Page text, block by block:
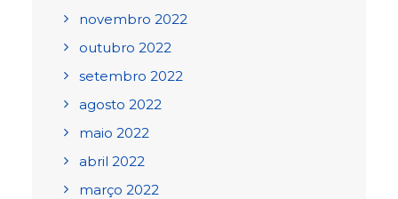
novembro 2022
outubro 2022
setembro 2022
agosto 2022
maio 2022
abril 2022
março 2022